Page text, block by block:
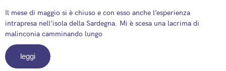
Il mese di maggio si è chiuso e con esso anche l’esperienza
intrapresa nell’isola della Sardegna. Mi è scesa una lacrima di
malinconia camminando lungo
leggi